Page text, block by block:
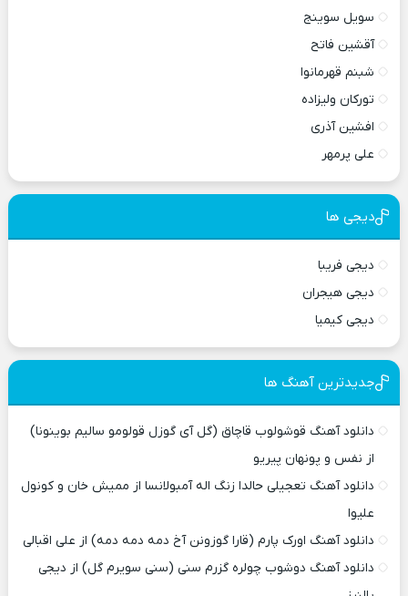
سویل سوینج
آقشین فاتح
شبنم قهرمانوا
تورکان ولیزاده
افشین آذری
علی پرمهر
دیجی ها
دیجی فریبا
دیجی هیجران
دیجی کیمیا
جدیدترین آهنگ ها
دانلود آهنگ قوشولوب قاچاق (گل آی گوزل قولومو سالیم بوینونا)
از نفس و پونهان پیریو
دانلود آهنگ تعجیلی حالدا زنگ اله آمبولانسا از ممیش خان و کونول
علیوا
دانلود آهنگ اورک پارم (قارا گوزونن آخ دمه دمه دمه) از علی اقبالی
دانلود آهنگ دوشوب چولره گزرم سنی (سنی سویرم گل) از دیجی